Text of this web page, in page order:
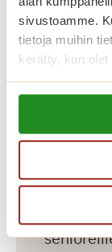
sivustoamme.
tietoja muihin
kerätty, kun olet
Lue lisää
https://
Saga-
tarvitset.
Saga